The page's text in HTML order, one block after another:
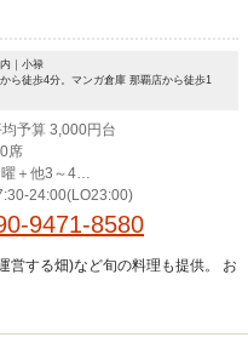
｜小禄
ら徒歩4分。マンガ倉庫 那覇店から徒歩1
予算 3,000円台
席
お休み24:00(LO23:00)
9471-8580
営する畑)など旬の料理も提供。 お